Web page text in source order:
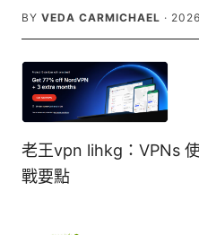
BY VEDA CARMICHAEL ·
老王vpn lihkg：VPNs
戰要點